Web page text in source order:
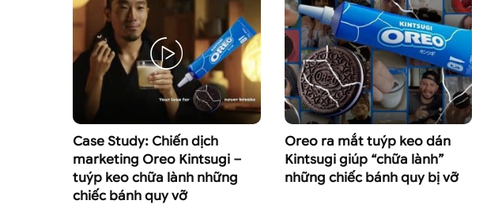
Case Study: Chiến dịch
marketing Oreo Kintsugi –
tuýp keo chữa lành những
chiếc bánh quy vỡ
Oreo ra mắt tuýp keo dán
Kintsugi giúp “chữa lành”
những chiếc bánh quy bị vỡ